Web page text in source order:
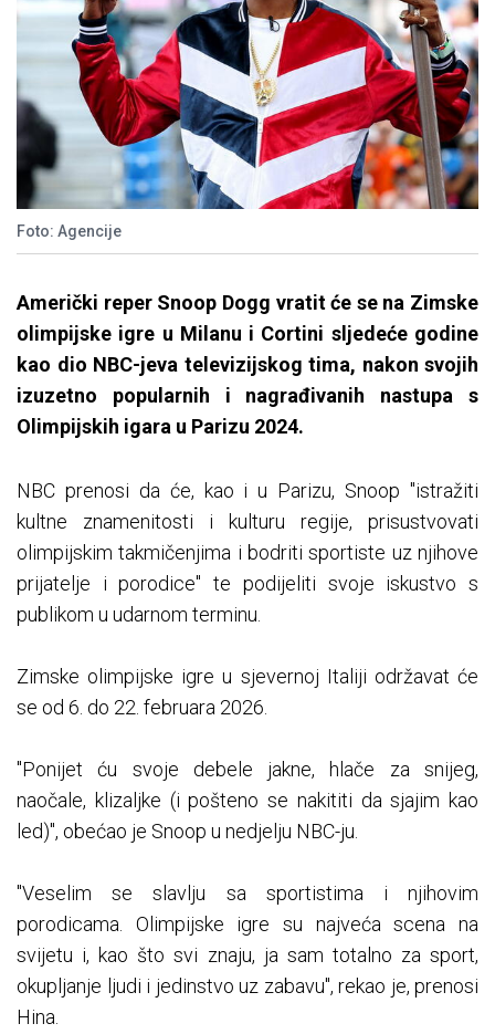
Foto: Agencije
Američki reper Snoop Dogg vratit će se na Zimske
olimpijske igre u Milanu i Cortini sljedeće godine
kao dio NBC-jeva televizijskog tima, nakon svojih
izuzetno popularnih i nagrađivanih nastupa s
Olimpijskih igara u Parizu 2024.
NBC prenosi da će, kao i u Parizu, Snoop "istražiti
kultne znamenitosti i kulturu regije, prisustvovati
olimpijskim takmičenjima i bodriti sportiste uz njihove
prijatelje i porodice" te podijeliti svoje iskustvo s
publikom u udarnom terminu.
Zimske olimpijske igre u sjevernoj Italiji održavat će
se od 6. do 22. februara 2026.
"Ponijet ću svoje debele jakne, hlače za snijeg,
naočale, klizaljke (i pošteno se nakititi da sjajim kao
led)", obećao je Snoop u nedjelju NBC-ju.
"Veselim se slavlju sa sportistima i njihovim
porodicama. Olimpijske igre su najveća scena na
svijetu i, kao što svi znaju, ja sam totalno za sport,
okupljanje ljudi i jedinstvo uz zabavu", rekao je, prenosi
Hina.